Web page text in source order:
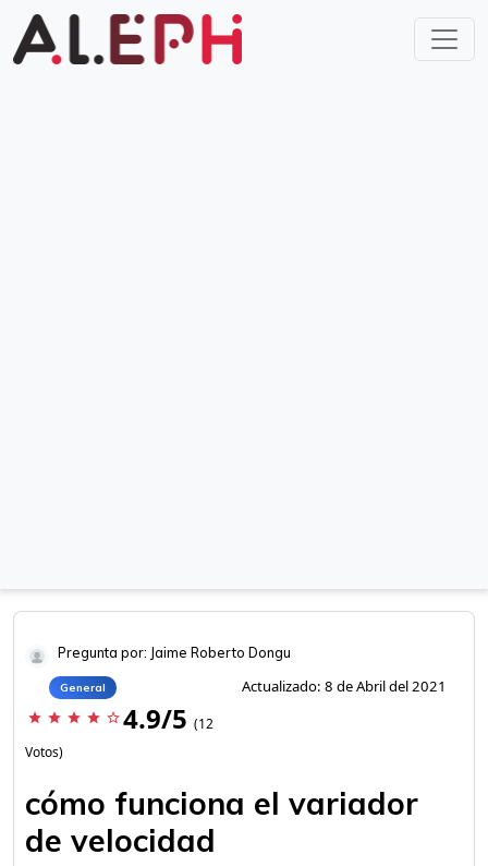
Pregunta por: Jaime Roberto Dongu
General Actualizado: 8 de Abril del 2021
star star star star star_border 4.9/5 (12
Votos)
cómo funciona el variador
de velocidad